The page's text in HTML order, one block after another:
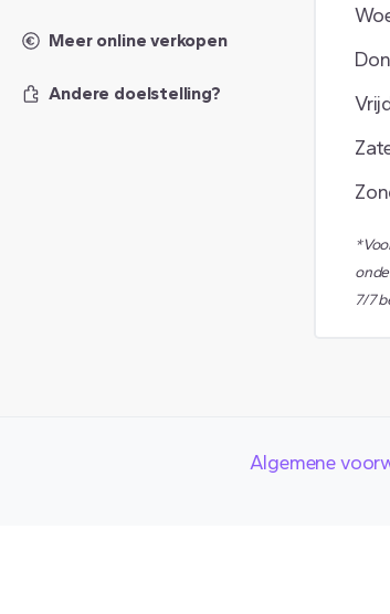
Meer online verkopen
Andere doelstelling?
7/7
Algemene